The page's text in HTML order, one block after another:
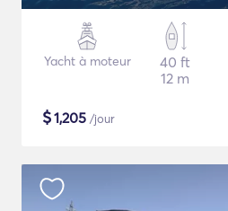
Yacht à moteur
40 ft
12 m
$1,205 /jour